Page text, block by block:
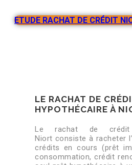
ETUDE RACHAT DE CRÉDIT
LE RACHAT DE
HYPOTHÉCAIRE À
Le rachat de
Niort consiste à racheter
crédits en cours (prêt
consommation, crédit